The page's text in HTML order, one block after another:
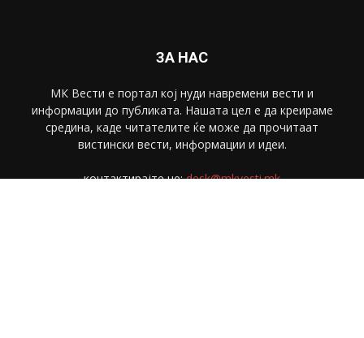
ЗА НАС
МК Вести е портал коj нуди навремени вести и
информации до публиката. Нашата цел е да креираме
средина, каде читателите ќе може да прочитаат
вистински вести, информации и идеи.
контактирајте не:desk@mkvesti.mk